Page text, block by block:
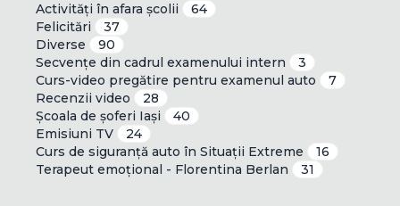
Activități în afara școlii
64
Felicitări
37
Diverse
90
Secvențe din cadrul examenului intern
3
Curs-video pregătire pentru examenul auto
7
Recenzii video
28
Școala de șoferi Iași
40
Emisiuni TV
24
Curs de siguranță auto în Situații Extreme
16
Terapeut emoțional - Florentina Berlan
31